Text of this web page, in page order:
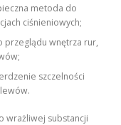
metoda do
ciśnieniowych;
przeglądu wnętrza rur,
szczelności
wrażliwej substancji